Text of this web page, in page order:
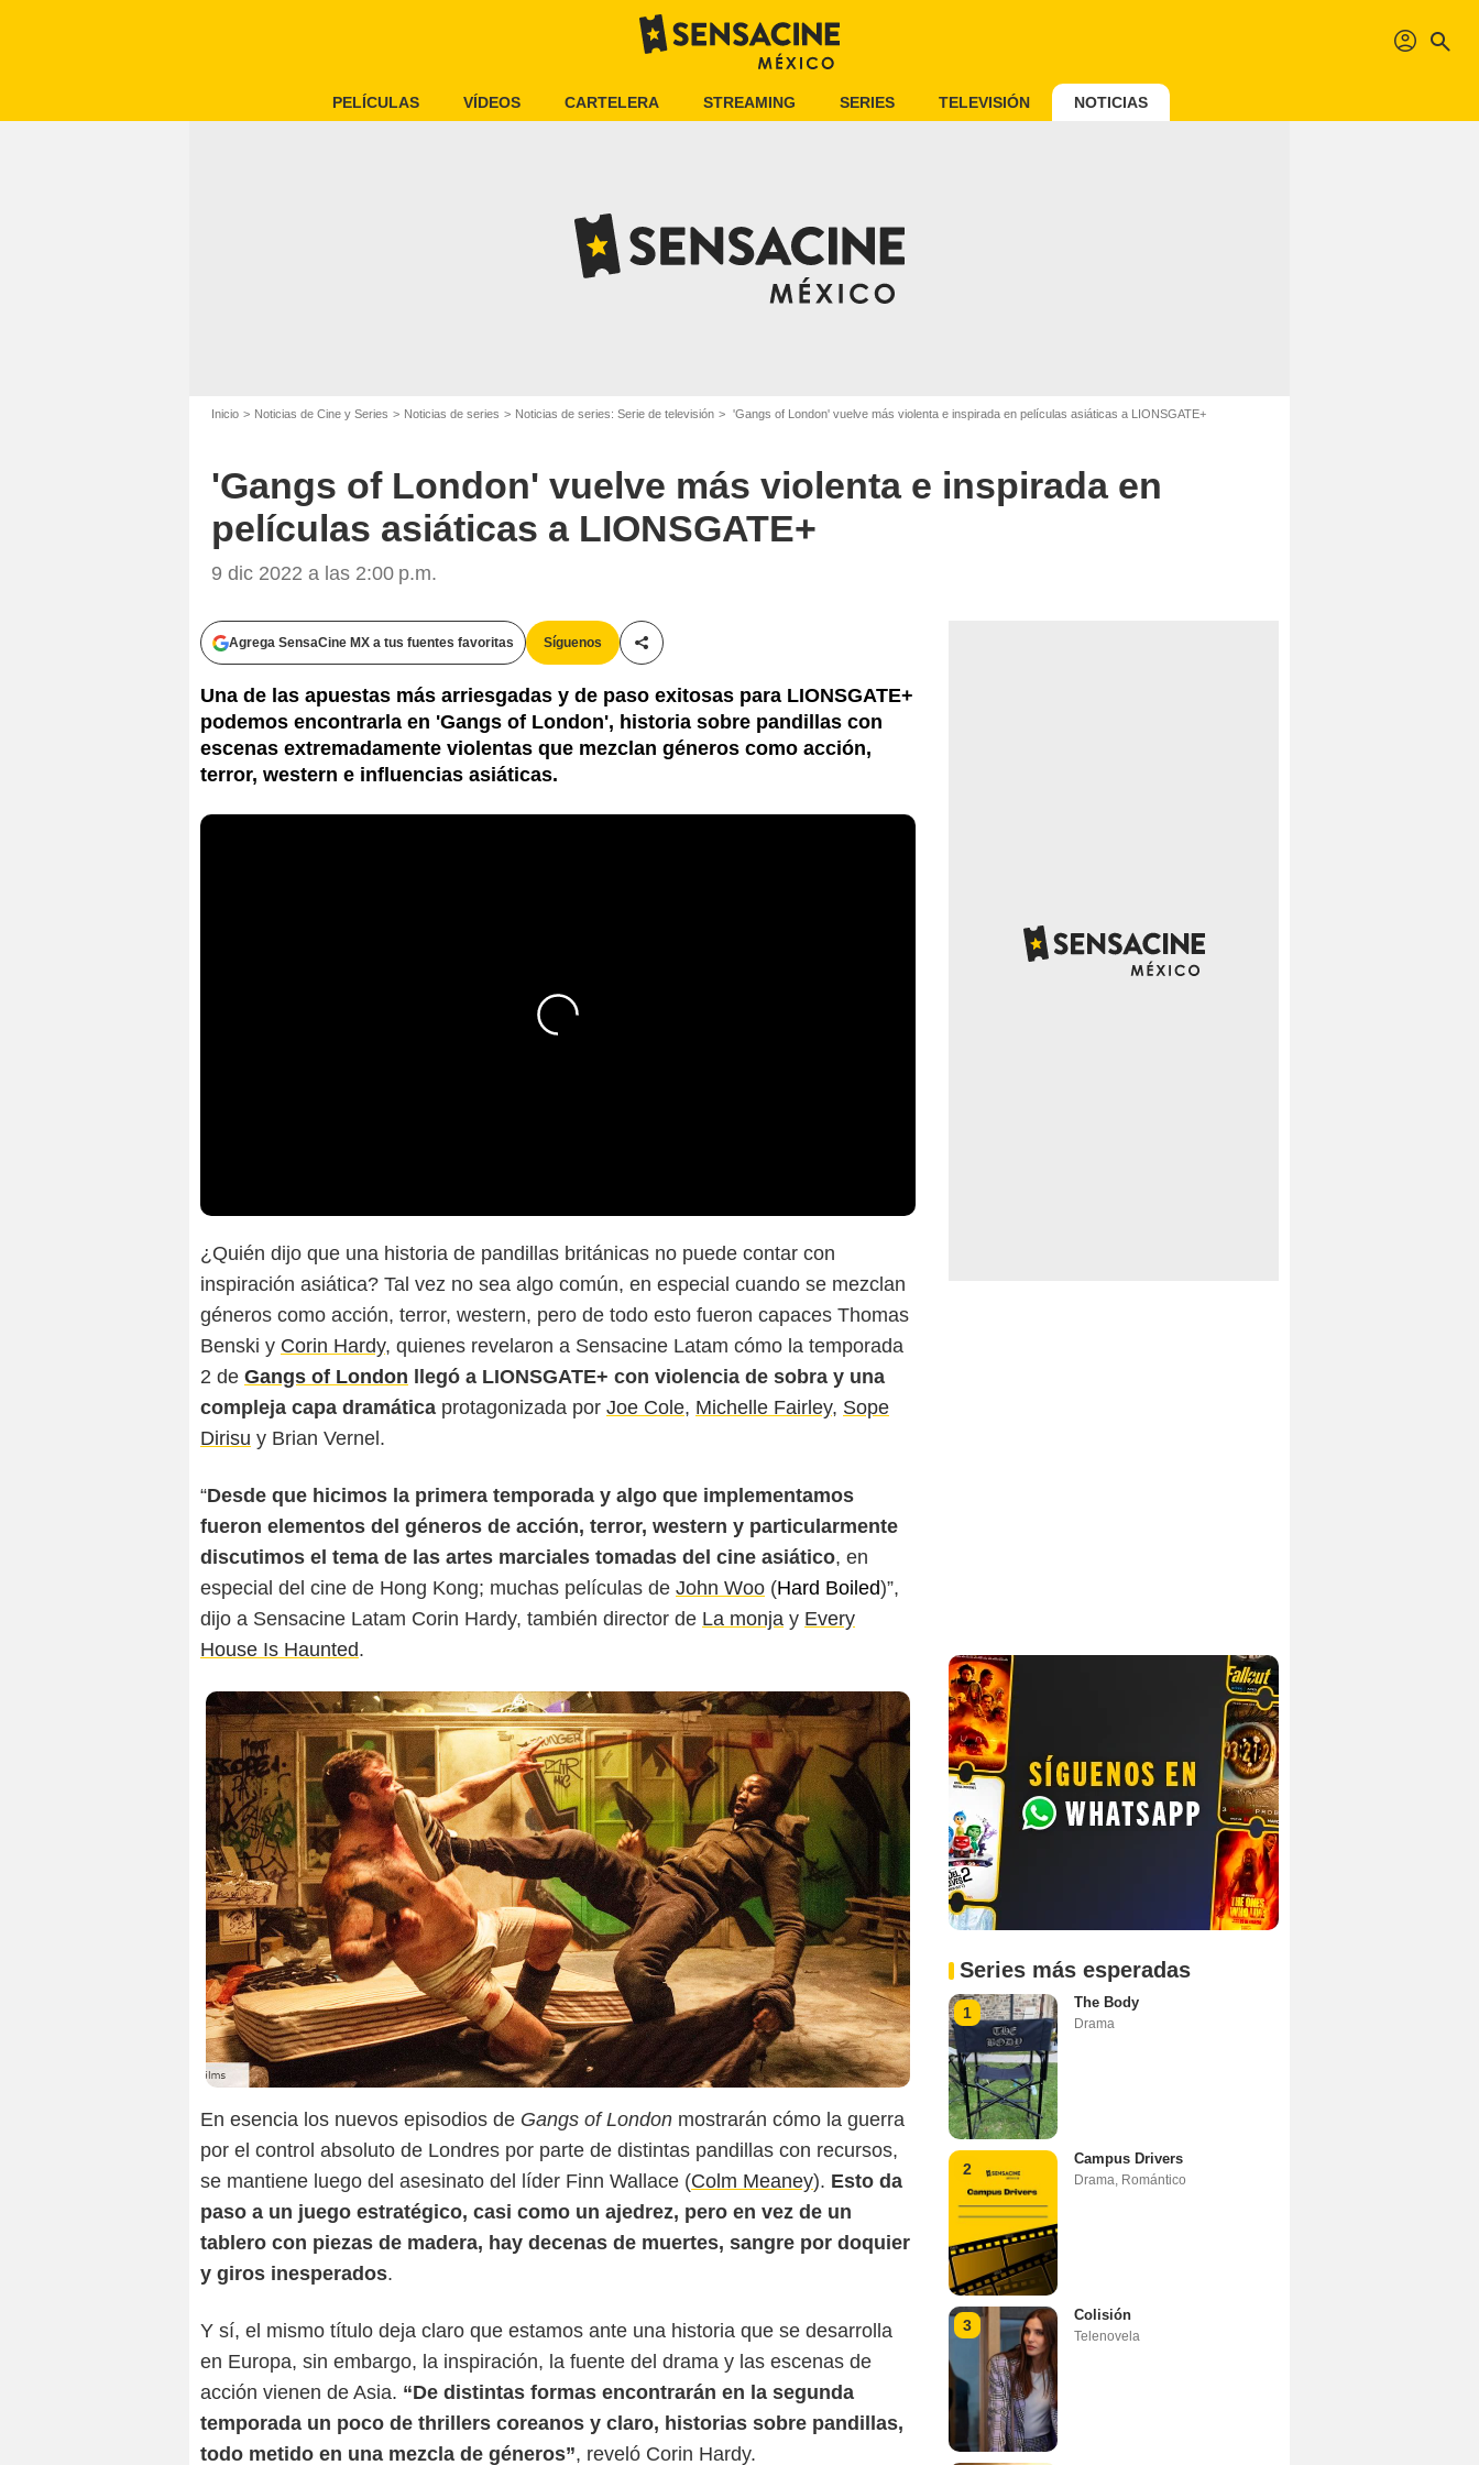
profil search
PELÍCULAS VÍDEOS CARTELERA STREAMING SERIES TELEVISIÓN NOTICIAS
Inicio Noticias de Cine y Series Noticias de series Noticias de series: Serie de televisión 'Gangs of London' vuelve más violenta e inspirada en películas asiáticas a LIONSGATE+
'Gangs of London' vuelve más violenta e inspirada en
películas asiáticas a LIONSGATE+
9 dic 2022 a las 2:00 p.m.
Agrega SensaCine MX a tus fuentes favoritas Síguenos
Compartir esta noticia
Una de las apuestas más arriesgadas y de paso exitosas para LIONSGATE+
podemos encontrarla en 'Gangs of London', historia sobre pandillas con
escenas extremadamente violentas que mezclan géneros como acción,
terror, western e influencias asiáticas.
¿Quién dijo que una historia de pandillas británicas no puede contar con
inspiración asiática? Tal vez no sea algo común, en especial cuando se mezclan
géneros como acción, terror, western, pero de todo esto fueron capaces Thomas
Benski y Corin Hardy, quienes revelaron a Sensacine Latam cómo la temporada
2 de Gangs of London llegó a LIONSGATE+ con violencia de sobra y una
compleja capa dramática protagonizada por Joe Cole, Michelle Fairley, Sope
Dirisu y Brian Vernel.
“Desde que hicimos la primera temporada y algo que implementamos
fueron elementos del géneros de acción, terror, western y particularmente
discutimos el tema de las artes marciales tomadas del cine asiático, en
especial del cine de Hong Kong; muchas películas de John Woo (Hard Boiled)”,
dijo a Sensacine Latam Corin Hardy, también director de La monja y Every
House Is Haunted.
LIONSGATE+
En esencia los nuevos episodios de Gangs of London mostrarán cómo la guerra
por el control absoluto de Londres por parte de distintas pandillas con recursos,
se mantiene luego del asesinato del líder Finn Wallace (Colm Meaney). Esto da
paso a un juego estratégico, casi como un ajedrez, pero en vez de un
tablero con piezas de madera, hay decenas de muertes, sangre por doquier
y giros inesperados.
Y sí, el mismo título deja claro que estamos ante una historia que se desarrolla
en Europa, sin embargo, la inspiración, la fuente del drama y las escenas de
acción vienen de Asia. “De distintas formas encontrarán en la segunda
temporada un poco de thrillers coreanos y claro, historias sobre pandillas,
todo metido en una mezcla de géneros”, reveló Corin Hardy.
LIONSGATE+
Series más esperadas
1
The Body
Drama
2
Campus Drivers
Drama Romántico
3
Colisión
Telenovela